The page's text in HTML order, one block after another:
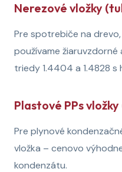
Nerezové vložky
Pre spotrebiče na
používame
triedy 1.4404 a 1.4828 s
Plastové PPs
Pre plynové
vložka – cenovo
kondenzátu.